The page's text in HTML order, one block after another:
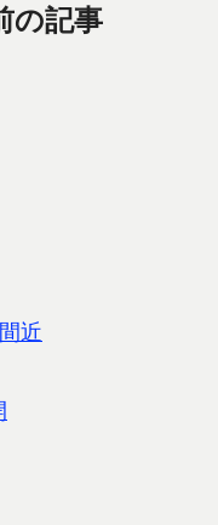
の記事
近